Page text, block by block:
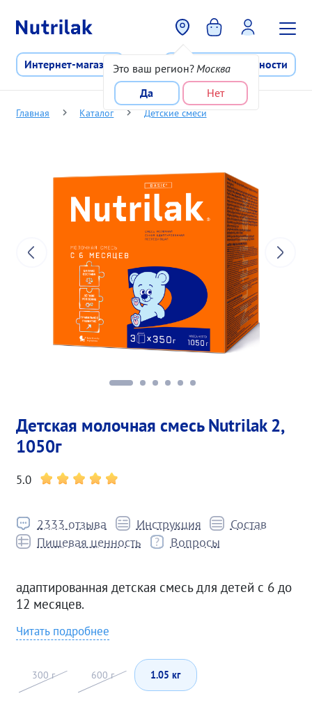
Это ваш регион? Москва
Да
Нет
Интернет-магазин Программа лояльности
Главная Каталог Детские смеси
Детская молочная смесь Nutrilak 2,
1050г
5.0
2333 отзыва Инструкция
Состав
Пищевая ценность
Вопросы
адаптированная детская смесь для детей с 6 до
12 месяцев.
Читать подробнее
300 г 600 г 1.05 кг